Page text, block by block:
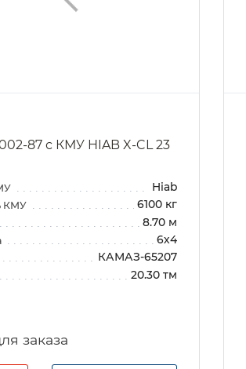
87 с КМУ HIAB X-CL 23
Hiab
КМУ 6100 кг
8.70 м
6х4
КАМАЗ-65207
20.30 тм